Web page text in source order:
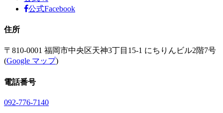
公式Facebook
住所
〒810-0001 福岡市中央区天神3丁目15-1 にちりんビル2階7号
(Google マップ)
電話番号
092-776-7140